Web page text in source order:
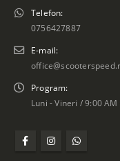
Telefon:
0756427887
E-mail:
Program:
Luni - Vineri / 9:00 AM